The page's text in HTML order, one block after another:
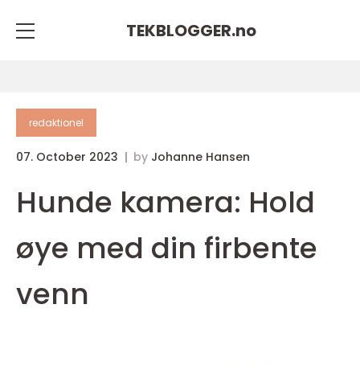
TEKBLOGGER.no
redaktionel
07. October 2023 by Johanne Hansen
Hunde kamera: Hold
øye med din firbente
venn